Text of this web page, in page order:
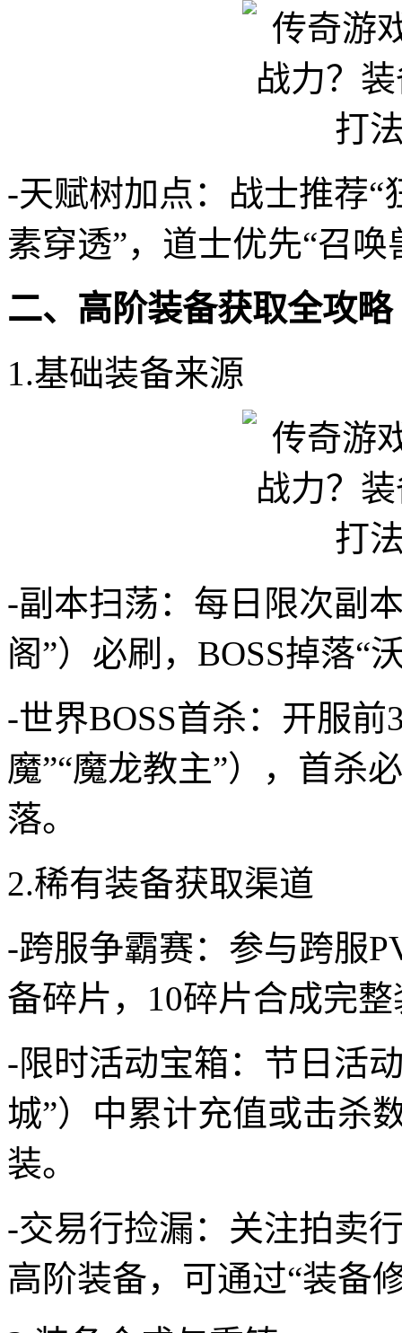
-天赋树加点：战士推荐“
素穿透”，道士优先“召唤
二、高阶装备获取全攻略
1.基础装备来源
-副本扫荡：每日限次副
阁”）必刷，BOSS掉落“
-世界BOSS首杀：开服前
魔”“魔龙教主”），首杀
落。
2.稀有装备获取渠道
-跨服争霸赛：参与跨服
备碎片，10碎片合成完
-限时活动宝箱：节日活
城”）中累计充值或击杀
装。
-交易行捡漏：关注拍卖
高阶装备，可通过“装备